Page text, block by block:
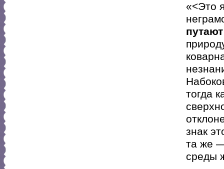
«<Это
тогда
знак
та же
среды